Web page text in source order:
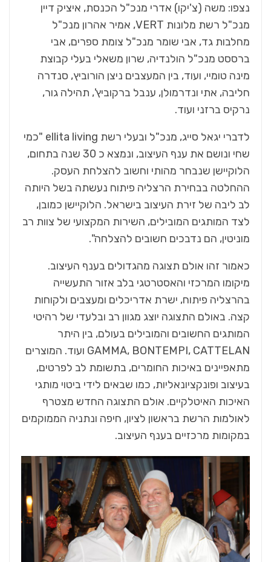
נצפו: משה (צ'יקו) אדרי מנכ"ל הכנסת, איציק דיין
מנכ"ל רשת מלונות VERT, אמיר אהרון מנכ"ל
מחלבות גד, אבי שומר מנכ"ל צומת ספרים, אבי
ברססט מנכ"ל הולנדיה, שרון משאלי בעלי קבוצת
מינה טומיי, ועוד, בין המעצבים ניצן הורוביץ, סנדרה
חליבה, אתי ונדרמולן, ענבל ברקוביץ', תהילה גור,
נרקיס ברזני ועוד.
לדברי יגאל סייג, מנכ"ל ובעלי רשת ellita living "כמי
שחי ונושם את ענף העיצוב, ונמצא כ 30 שנה בתחום,
הלוקיישן שנבחר מהותי וחשוב להצלחת העסק.
ההחלטה בבחירת הרצליה פיתוח נעשתה בשל היותה
לב ליבה של זירת העיצוב בישראל. הלוקיישן כמובן,
לצד המותגים המובילים, השירות המקצועי של צוות רב
מוניטין, הם נדבכים חשובים להצלחה".
כאמור זהו אולם תצוגה מהגדולים בענף העיצוב.
מיקומו המרכזי והאסטרטגי בלב אזור התעשייה
בהרצליה פיתוח, ישרת אדריכלים ומעצבים ולקוחות
קצה. באולם התצוגה יוצג מגוון רב ובלעדי של רהיטי
המותגים החשובים והמובילים בעולם, בין היתר
GAMMA, BONTEMPI, CATTELAN ועוד. המוצרים
מתאפיינים באיכות החומרים, בתשומת לב לפרטים,
בעיצוב ופונקציונאליות, כמו שבאים לידי ביטוי מותגי
האיכות האיטלקיים. אולם התצוגה החדש מצטרף
לאולמות הרשת בראשון לציון, חיפה ונתניה הממוקמים
במקומות מרכזיים בענף העיצוב.